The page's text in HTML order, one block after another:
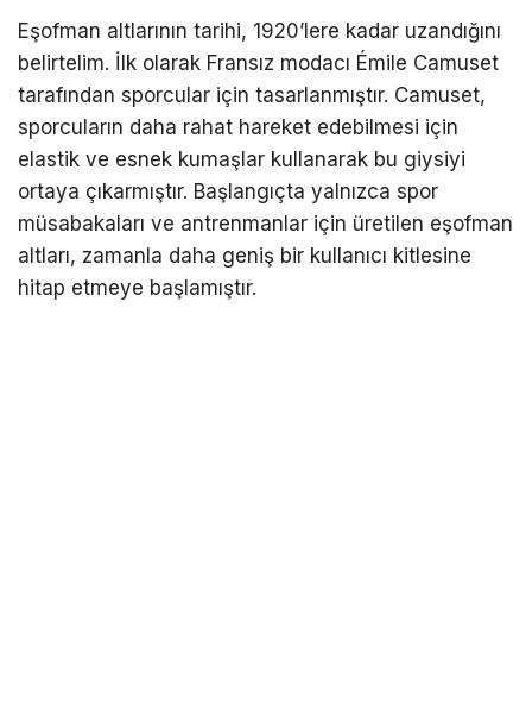
Eşofman altlarının tarihi, 1920’lere kadar uzandığını
belirtelim. İlk olarak Fransız modacı Émile Camuset
tarafından sporcular için tasarlanmıştır. Camuset,
sporcuların daha rahat hareket edebilmesi için
elastik ve esnek kumaşlar kullanarak bu giysiyi
ortaya çıkarmıştır. Başlangıçta yalnızca spor
müsabakaları ve antrenmanlar için üretilen eşofman
altları, zamanla daha geniş bir kullanıcı kitlesine
hitap etmeye başlamıştır.